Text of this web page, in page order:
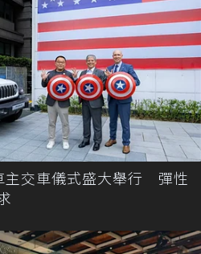
主交車儀式盛大舉行 彈性